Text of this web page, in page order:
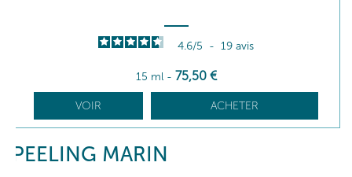
4.6/5 - 19 avis
15 ml - 75,50 €
VOIR ACHETER
PEELING MARIN